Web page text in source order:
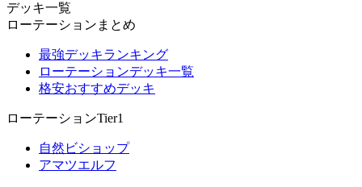
デッキ一覧
ローテーションまとめ
最強デッキランキング
ローテーションデッキ一覧
格安おすすめデッキ
ローテーションTier1
自然ビショップ
アマツエルフ